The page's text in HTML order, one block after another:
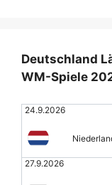
Deutschland
WM-Spiele
24.9.2026
27.9.2026